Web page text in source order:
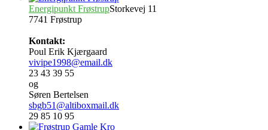
Energipunkt FrøstrupStorkevej 11
7741 Frøstrup
Kontakt:
Poul Erik Kjærgaard
vivipe1998@email.dk
23 43 39 55
og
Søren Bertelsen
sbgb51@altiboxmail.dk
29 85 10 95